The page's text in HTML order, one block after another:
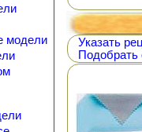
модели
Указать